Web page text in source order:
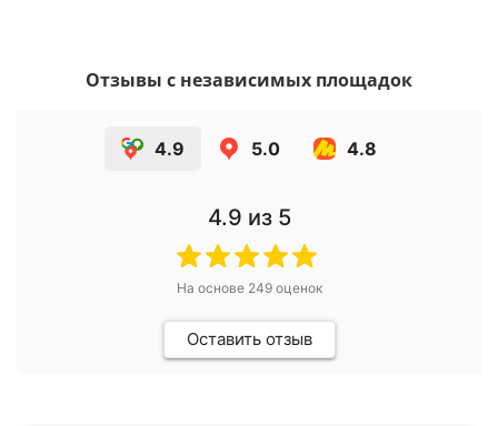
Отзывы с независимых площадок
4.9 5.0 4.8
4.9 из 5
На основе 249оценок
Оставить отзыв